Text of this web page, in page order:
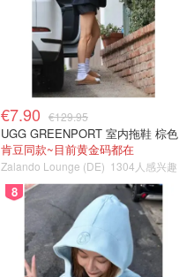
€7.90 €129.95
UGG GREENPORT 室内拖鞋 棕色
肯豆同款~目前黄金码都在
Zalando Lounge (DE) 1304人感兴趣
8